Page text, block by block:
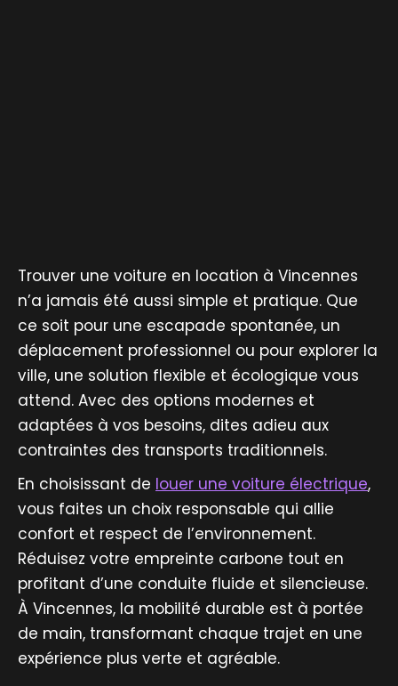
Trouver une voiture en location à Vincennes
n’a jamais été aussi simple et pratique. Que
ce soit pour une escapade spontanée, un
déplacement professionnel ou pour explorer la
ville, une solution flexible et écologique vous
attend. Avec des options modernes et
adaptées à vos besoins, dites adieu aux
contraintes des transports traditionnels.
En choisissant de louer une voiture électrique,
vous faites un choix responsable qui allie
confort et respect de l’environnement.
Réduisez votre empreinte carbone tout en
profitant d’une conduite fluide et silencieuse.
À Vincennes, la mobilité durable est à portée
de main, transformant chaque trajet en une
expérience plus verte et agréable.